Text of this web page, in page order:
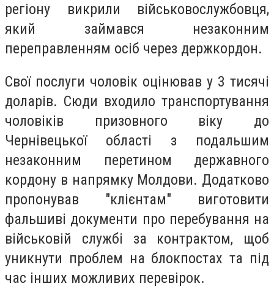
регіону викрили військовослужбовця,
який займався незаконним
переправленням осіб через держкордон.
Свої послуги чоловік оцінював у 3 тисячі
доларів. Сюди входило транспортування
чоловіків призовного віку до
Чернівецької області з подальшим
незаконним перетином державного
кордону в напрямку Молдови. Додатково
пропонував "клієнтам" виготовити
фальшиві документи про перебування на
військовій службі за контрактом, щоб
уникнути проблем на блокпостах та під
час інших можливих перевірок.